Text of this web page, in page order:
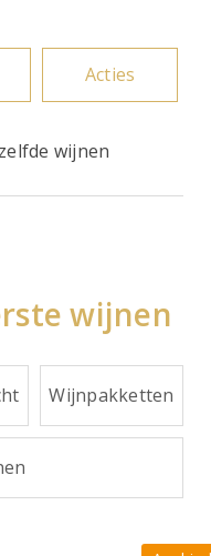
Acties
wijnen
wijnen
Wijnpakketten